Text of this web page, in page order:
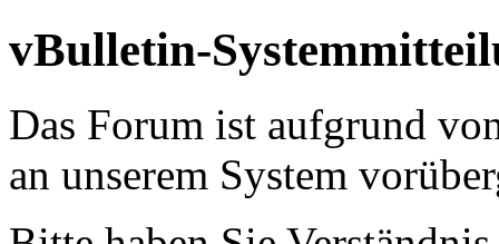
vBulletin-
Das Forum ist aufgrund
an unserem System